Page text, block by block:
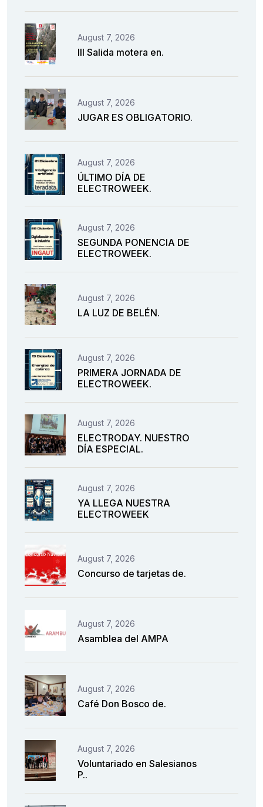
August 7, 2026
III Salida motera en.
August 7, 2026
JUGAR ES OBLIGATORIO.
August 7, 2026
ÚLTIMO DÍA DE
ELECTROWEEK.
August 7, 2026
SEGUNDA PONENCIA DE
ELECTROWEEK.
August 7, 2026
LA LUZ DE BELÉN.
August 7, 2026
PRIMERA JORNADA DE
ELECTROWEEK.
August 7, 2026
ELECTRODAY. NUESTRO
DÍA ESPECIAL.
August 7, 2026
YA LLEGA NUESTRA
ELECTROWEEK
August 7, 2026
Concurso de tarjetas de.
August 7, 2026
Asamblea del AMPA
August 7, 2026
Café Don Bosco de.
August 7, 2026
Voluntariado en Salesianos
P..